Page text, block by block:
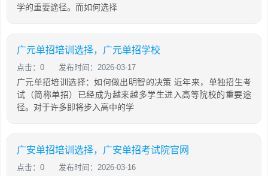
学的重要途径。而如何选择
广元单招培训选择，广元单招学校
点击：0 发布时间：2026-03-17
广元单招培训选择：如何做出明智的决策 近年来，单独招生考
试（简称单招）已经成为越来越多学生进入高等院校的重要途
径。对于许多即将步入高中的学
广安单招培训选择，广安单招考试院官网
点击：0 发布时间：2026-03-16